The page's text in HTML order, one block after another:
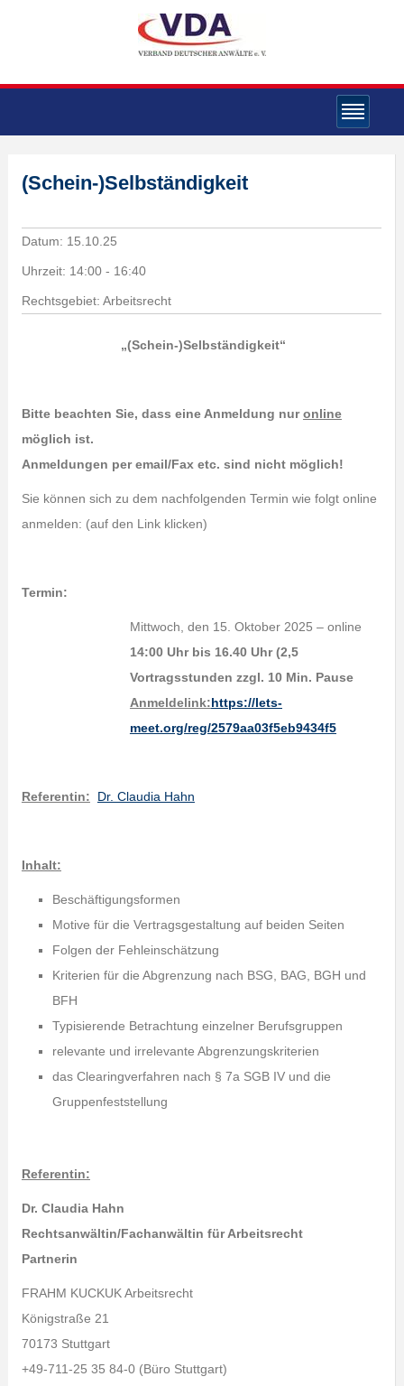
(Schein-)Selbständigkeit
Datum: 15.10.25
Uhrzeit: 14:00 - 16:40
Rechtsgebiet: Arbeitsrecht
„(Schein-)Selbständigkeit“
Bitte beachten Sie, dass eine Anmeldung nuronline
möglich ist.
Anmeldungen per email/Fax etc. sind nicht möglich!
Sie können sich zu dem nachfolgenden Termin wie folgt online
anmelden: (auf den Link klicken)
Termin:
Mittwoch, den 15. Oktober 2025 – online
14:00 Uhr bis 16.40 Uhr (2,5
Vortragsstunden zzgl. 10 Min. Pause
Anmeldelink:https://lets-
meet.org/reg/2579aa03f5eb9434f5
Referentin: Dr. Claudia Hahn
Inhalt:
Beschäftigungsformen
Motive für die Vertragsgestaltung auf beiden Seiten
Folgen der Fehleinschätzung
Kriterien für die Abgrenzung nach BSG, BAG, BGH und
BFH
Typisierende Betrachtung einzelner Berufsgruppen
relevante und irrelevante Abgrenzungskriterien
das Clearingverfahren nach § 7a SGB IV und die
Gruppenfeststellung
Referentin:
Dr. Claudia Hahn
Rechtsanwältin/Fachanwältin für Arbeitsrecht
Partnerin
FRAHM KUCKUK Arbeitsrecht
Königstraße 21
70173 Stuttgart
+49-711-25 35 84-0 (Büro Stuttgart)